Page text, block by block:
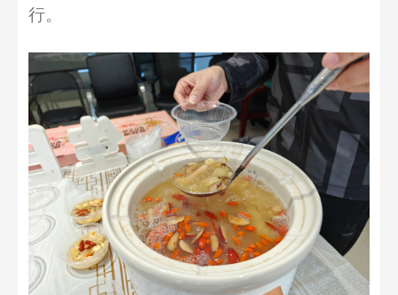
行。